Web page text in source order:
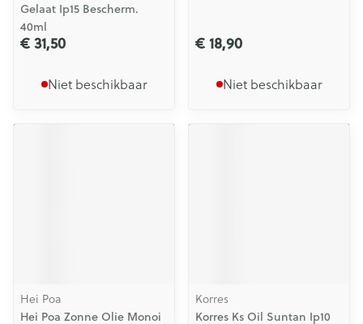
Gelaat Ip15 Bescherm.
40ml
€ 31,50
Niet beschikbaar
€ 18,90
Niet beschikbaar
Hei Poa
Hei Poa Zonne Olie Monoi
Korres
Korres Ks Oil Suntan Ip10